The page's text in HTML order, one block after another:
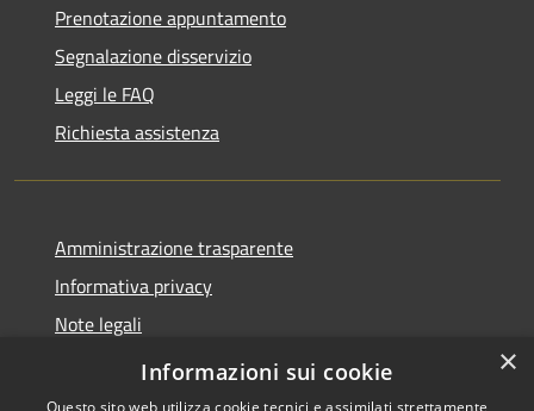
Prenotazione appuntamento
Segnalazione disservizio
Leggi le FAQ
Richiesta assistenza
Amministrazione trasparente
Informativa privacy
Note legali
Dichiarazione di accessibilità
×
Informazioni sui cookie
Questo sito web utilizza cookie tecnici e assimilati strettamente